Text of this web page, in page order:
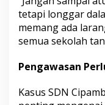
tetapi longgar
memang ada
semua sekolah
Pengawasan
Kasus SDN